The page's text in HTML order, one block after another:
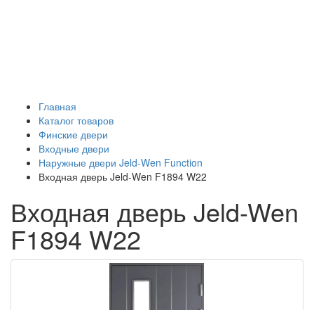
Главная
Каталог товаров
Финские двери
Входные двери
Наружные двери Jeld-Wen Function
Входная дверь Jeld-Wen F1894 W22
Входная дверь Jeld-Wen
F1894 W22